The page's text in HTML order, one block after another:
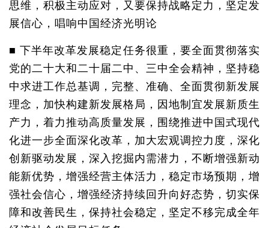
思维，积极主动应对，又要保持战略定力，坚定发
展信心，唱响中国经济光明论
■ 下半年改革发展稳定任务很重，要全面贯彻落实
党的二十大和二十届二中、三中全会精神，坚持稳
中求进工作总基调，完整、准确、全面贯彻新发展
理念，加快构建新发展格局，因地制宜发展新质生
产力，着力推动高质量发展，围绕推进中国式现代
化进一步全面深化改革，加大宏观调控力度，深化
创新驱动发展，深入挖掘内需潜力，不断增强新动
能新优势，增强经营主体活力，稳定市场预期，增
强社会信心，增强经济持续回升向好态势，切实保
障和改善民生，保持社会稳定，坚定不移完成全年